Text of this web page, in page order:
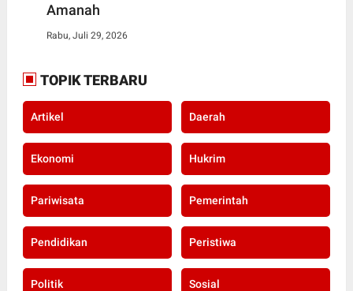
Amanah
Rabu, Juli 29, 2026
TOPIK TERBARU
Artikel Daerah
Ekonomi Hukrim
Pariwisata Pemerintah
Pendidikan Peristiwa
Politik Sosial